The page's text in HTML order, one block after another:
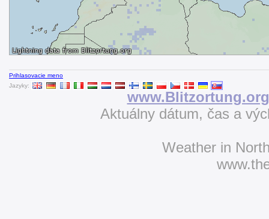
Prihlasovacie meno
Jazyky:
www.Blitzortung.org
Aktuálny dátum, čas a
Weather in